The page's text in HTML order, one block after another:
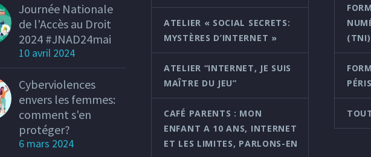
Journée Nationale
de l'Accès au Droit
2024 #JNAD24mai
10 avril 2024
Cyberviolences
envers les femmes:
comment s'en
protéger?
6 mars 2024
ATELIER « SOCIAL SECRETS:
MYSTÈRES D’INTERNET »
ATELIER “INTERNET, JE SUIS
MAÎTRE DU JEU”
CAFÉ PARENTS : MON
ENFANT A 10 ANS, INTERNET
ET LES LIMITES, PARLONS-EN
(TNI)